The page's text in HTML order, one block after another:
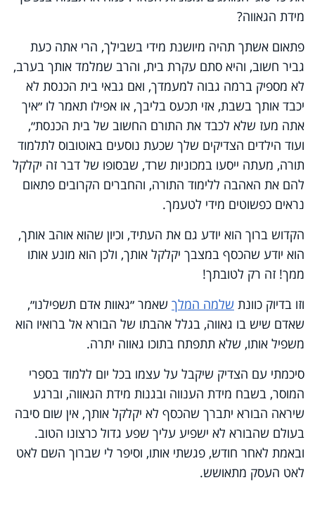
מידת הגאווה?
פתאום אשתך תהיה מיושנת מידי בשבילך, הרי אתה כעת
גביר חשוב, והיא סתם עקרת בית, והרב שמלמד אותך בערב,
לא מספיק ברמה גבוה למעמדך, ואם גבאי בית הכנסת לא
יכבד אותך בשבת, אזי תכעס בליבך, או אפילו תאמר לו ״איך
אתה מעז שלא לכבד את התורם החשוב של בית הכנסת״,
ועוד הילדים הצדיקים שלך שכעת נוסעים באוטובוס לתלמוד
תורה, מעתה ייסעו במכוניות שרד, שבסופו של דבר זה יקלקל
להם את האהבה ללימוד התורה, והחברים הקרובים פתאום
נראים כפשוטים מידי לטעמך.
הקדוש ברוך הוא יודע גם את העתיד, וכיון שהוא אוהב אותך,
הוא יודע שהכסף במצבך יקלקל אותך, ולכן הוא מונע אותו
ממך! זה רק לטובתך!
וזו בדיוק כוונת שלמה המלך שאמר ״גאוות אדם תשפילנו״,
שאדם שיש בו גאווה, בגלל אהבתו של הבורא אל ברואיו הוא
משפיל אותו, שלא תתפתח בתוכו גאווה יתרה.
סיכמתי עם הצדיק שיקבל על עצמו בכל יום ללמוד בספרי
המוסר, בשבח מידת הענווה ובגנות מידת הגאווה, וברגע
שיראה הבורא יתברך שהכסף לא יקלקל אותך, אין שום סיבה
בעולם שהבורא לא ישפיע עליך שפע גדול כרצונו הטוב.
ובאמת לאחר חודש, פגשתי אותו, וסיפר לי שברוך השם לאט
לאט העסק מתאושש.